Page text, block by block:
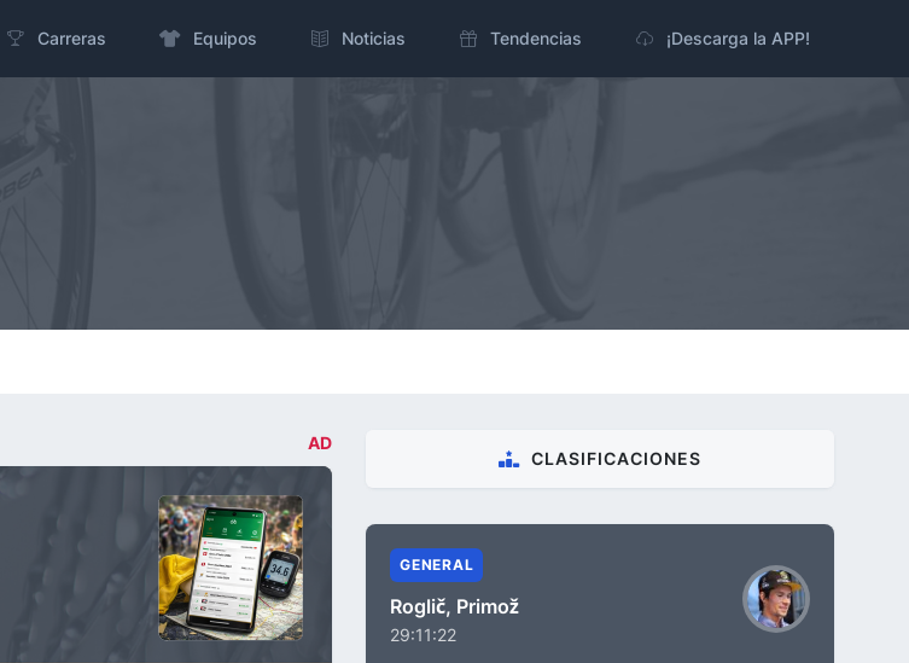
Carreras Equipos Noticias Tendencias ¡Descarga la APP!
AD
CLASIFICACIONES
GENERAL
Roglič, Primož
29:11:22